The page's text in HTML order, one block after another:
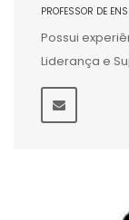
PROFESSOR DE
Possui
Liderança e